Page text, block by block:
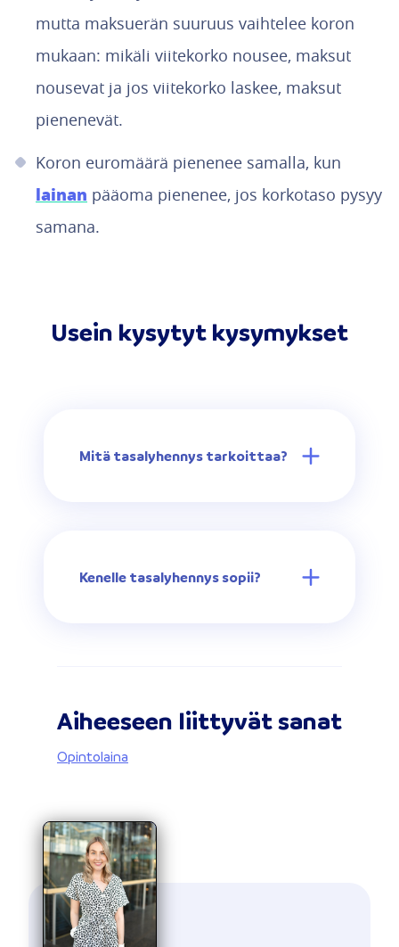
mutta maksuerän suuruus vaihtelee koron
mukaan: mikäli viitekorko nousee, maksut
nousevat ja jos viitekorko laskee, maksut
pienenevät.
Koron euromäärä pienenee samalla, kun
lainan pääoma pienenee, jos korkotaso pysyy
samana.
Usein kysytyt kysymykset
Mitä tasalyhennys tarkoittaa?
Kenelle tasalyhennys sopii?
Aiheeseen liittyvät sanat
Opintolaina